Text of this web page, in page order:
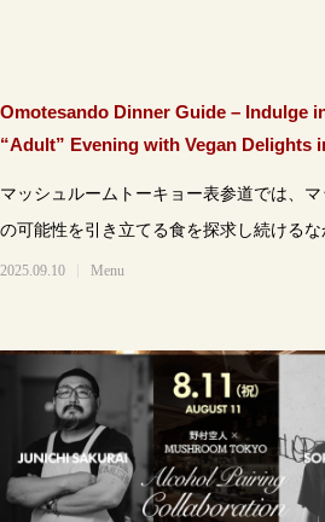
Omotesando Dinner Guide – Indulge
“Adult” Evening with Vegan Delights
マッシュルームトーキョー表参道では、
の可能性を引き立てる食を探求し続ける
ー・健康的で創造性あふれる料理として「
2025.09.10 Menu